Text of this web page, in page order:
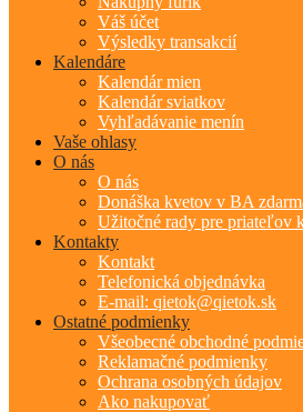
Váš účet
Výsledky transakcií
Kalendáre
Kalendár mien
Kalendár sviatkov
Vyhľadávanie menín
Vaše ohlasy
O nás
O nás
Donáška kvetov v BA
Užitočné rady pre priateľov
Kontakty
Kontakt
Telefonická objednávka
E-mail: qietok@qietok.sk
Ostatné podmienky
Všeobecné obchodné
Reklamačné podmienky
Ochrana osobných údajov
Ako nakupovať